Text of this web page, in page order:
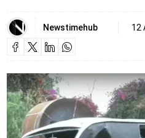
Newstimehub 12